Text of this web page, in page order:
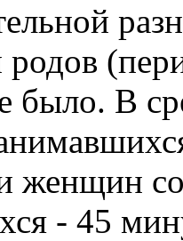
родов
было. В
- 45